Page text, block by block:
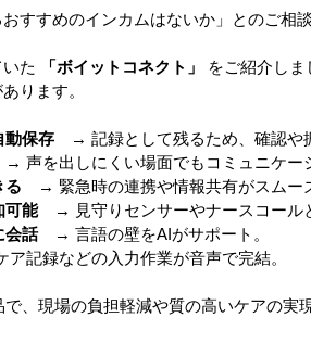
長崎ヴェルカを応援しています！
き
イブ 機密文書収集 愛犬紹介
すすめのインカムはないか」とのご相
た 「ボイットコネクト」
をご紹介しま
ります。
動保存 → 記録として残るため、確認や
声を出しにくい場面でもコミュニケー
る → 緊急時の連携や情報共有がスムー
可能 → 見守りセンサーやナースコール
会話 → 言語の壁をAIがサポート。
記録などの入力作業が音声で完結。
、現場の負担軽減や質の高いケアの実